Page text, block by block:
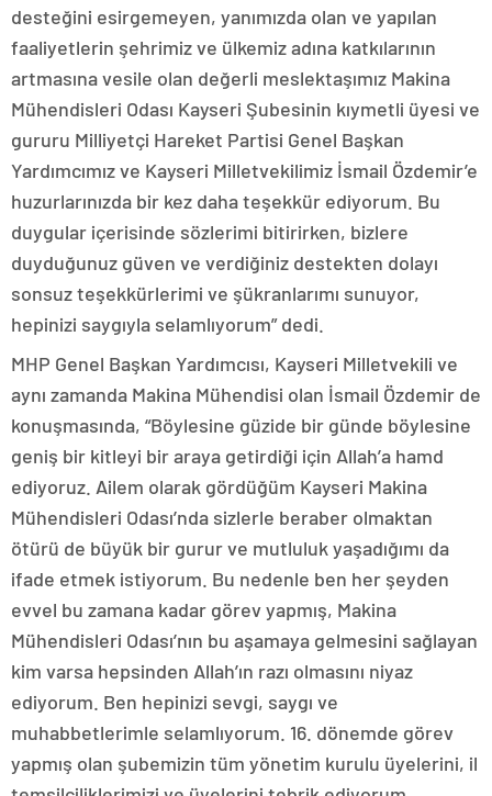
desteğini esirgemeyen, yanımızda olan ve yapılan
faaliyetlerin şehrimiz ve ülkemiz adına katkılarının
artmasına vesile olan değerli meslektaşımız Makina
Mühendisleri Odası Kayseri Şubesinin kıymetli üyesi ve
gururu Milliyetçi Hareket Partisi Genel Başkan
Yardımcımız ve Kayseri Milletvekilimiz İsmail Özdemir’e
huzurlarınızda bir kez daha teşekkür ediyorum. Bu
duygular içerisinde sözlerimi bitirirken, bizlere
duyduğunuz güven ve verdiğiniz destekten dolayı
sonsuz teşekkürlerimi ve şükranlarımı sunuyor,
hepinizi saygıyla selamlıyorum” dedi.
MHP Genel Başkan Yardımcısı, Kayseri Milletvekili ve
aynı zamanda Makina Mühendisi olan İsmail Özdemir de
konuşmasında, “Böylesine güzide bir günde böylesine
geniş bir kitleyi bir araya getirdiği için Allah’a hamd
ediyoruz. Ailem olarak gördüğüm Kayseri Makina
Mühendisleri Odası’nda sizlerle beraber olmaktan
ötürü de büyük bir gurur ve mutluluk yaşadığımı da
ifade etmek istiyorum. Bu nedenle ben her şeyden
evvel bu zamana kadar görev yapmış, Makina
Mühendisleri Odası’nın bu aşamaya gelmesini sağlayan
kim varsa hepsinden Allah’ın razı olmasını niyaz
ediyorum. Ben hepinizi sevgi, saygı ve
muhabbetlerimle selamlıyorum. 16. dönemde görev
yapmış olan şubemizin tüm yönetim kurulu üyelerini, il